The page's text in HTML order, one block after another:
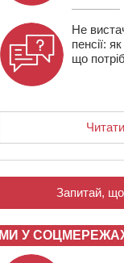
Не
пенсії:
що
Запитай, що
МИ У